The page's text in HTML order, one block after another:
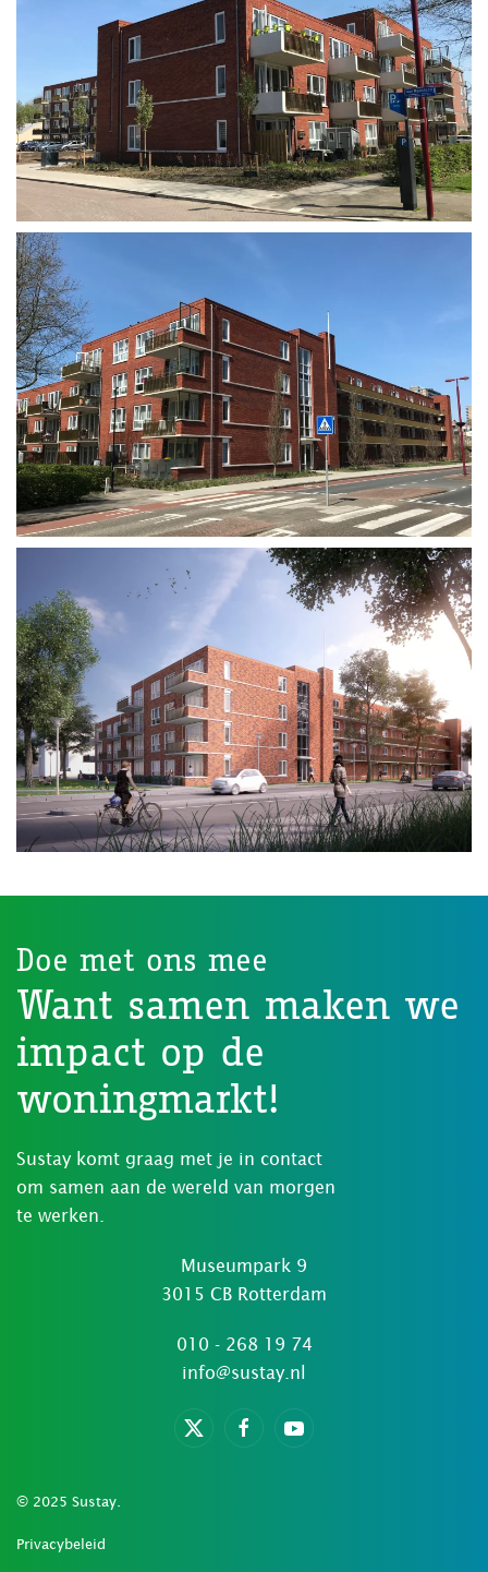
Doe met ons mee
Want samen maken we
impact op de
woningmarkt!
Sustay komt graag met je in contact
om samen aan de wereld van morgen
te werken.
Museumpark 9
3015 CB Rotterdam
010 - 268 19 74
info@sustay.nl
© 2025 Sustay.
Privacybeleid